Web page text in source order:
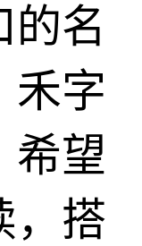
的名
禾字
希望
，搭